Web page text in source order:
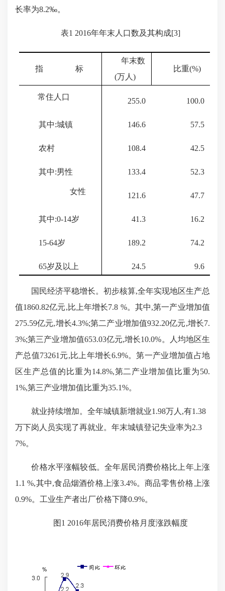
长率为8.2‰。
表1 2016年年末人口数及其构成[3]
指 标
年末数
(万人 )
比重(%)
常住人口 255.0 100.0
其中:城镇 146.6 57.5
农村 108.4 42.5
其中:男性 133.4 52.3
女性 121.6 47.7
其中:0-14岁 41.3 16.2
15-64岁 189.2 74.2
65岁及以上 24.5 9.6
国民经济平稳增长。初步核算,全年实现地区生产总
值1860.82亿元,比上年增长7.8 %。其中,第一产业增加值
275.59亿元,增长4.3%;第二产业增加值932.20亿元,增长7.
3%;第三产业增加值653.03亿元,增长10.0%。
人均地区生
产总值73261元,比上年增长6.9%。第一产业增加值占地
区生产总值的比重为14.8%,第二产业增加值比重为50.
1%,第三产业增加值比重为35.1%。
就业持续增加。全年城镇新增就业1.98万人,有1.38
万下岗人员实现了再就业。年末城镇登记失业率为2.3
7%。
价格水平涨幅较低。全年居民消费价格比上年上涨
1.1 %,其中,食品烟酒价格上涨3.4%。商品零售价格上涨
0.9%。工业生产者出厂价格下降0.9%。
图 1 2016年居民消费价格月度涨跌幅度